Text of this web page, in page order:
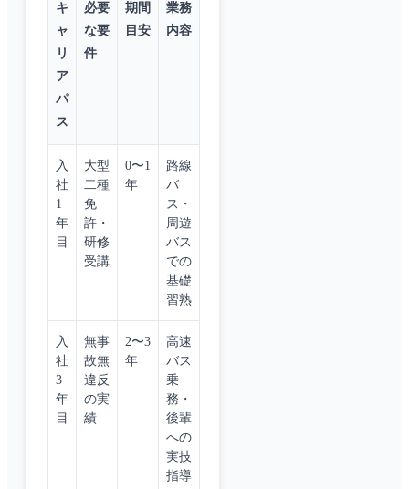
キ
ャ
リ
ア
パ
ス
必要
な要
件
期間
目安
業務
内容
入
社
1
年
目
大型
二種
免
許・
研修
受講
0〜1
年
路線
バ
ス・
周遊
バス
での
基礎
習熟
入
社
3
年
目
無事
故無
違反
の実
績
2〜3
年
高速
バス
乗
務・
後輩
への
実技
指導